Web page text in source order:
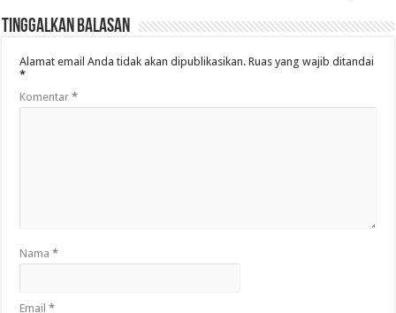
Tinggalkan Balasan
Alamat email Anda tidak akan dipublikasikan. Ruas yang wajib ditandai
*
Komentar*
Nama*
Email*